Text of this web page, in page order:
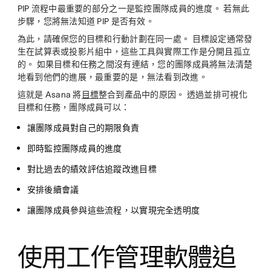
PIP 流程中最重要的部分之一是監控團隊成員的進度。 若無此
步驟，您將無法知道 PIP 是否有效。
為此，請確保您的目標和行動計劃在同一處。 目標設定通常發
生在試算表或投影片組中，這些工具與實際工作是分開且孤立
的。 如果目標和任務之間沒有連結，您的團隊成員將無法清楚
地看到他們的進展，最重要的是，無法看到改進。
這就是 Asana 將 目標整合到產品中的原因。 透過並排可視化
目標和任務，團隊成員可以：
讓團隊成員對自己的期限負責
即時監控團隊成員的進度
對比過去的績效評估追蹤改進目標
安排後續會議
讓團隊成員參與這些流程，以實現完全透明度
使用工作管理軟體追